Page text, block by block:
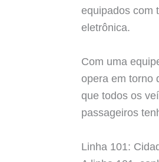
equipados com
eletrônica.
Com uma
opera em torno
que todos os
passageiros
Linha 101: